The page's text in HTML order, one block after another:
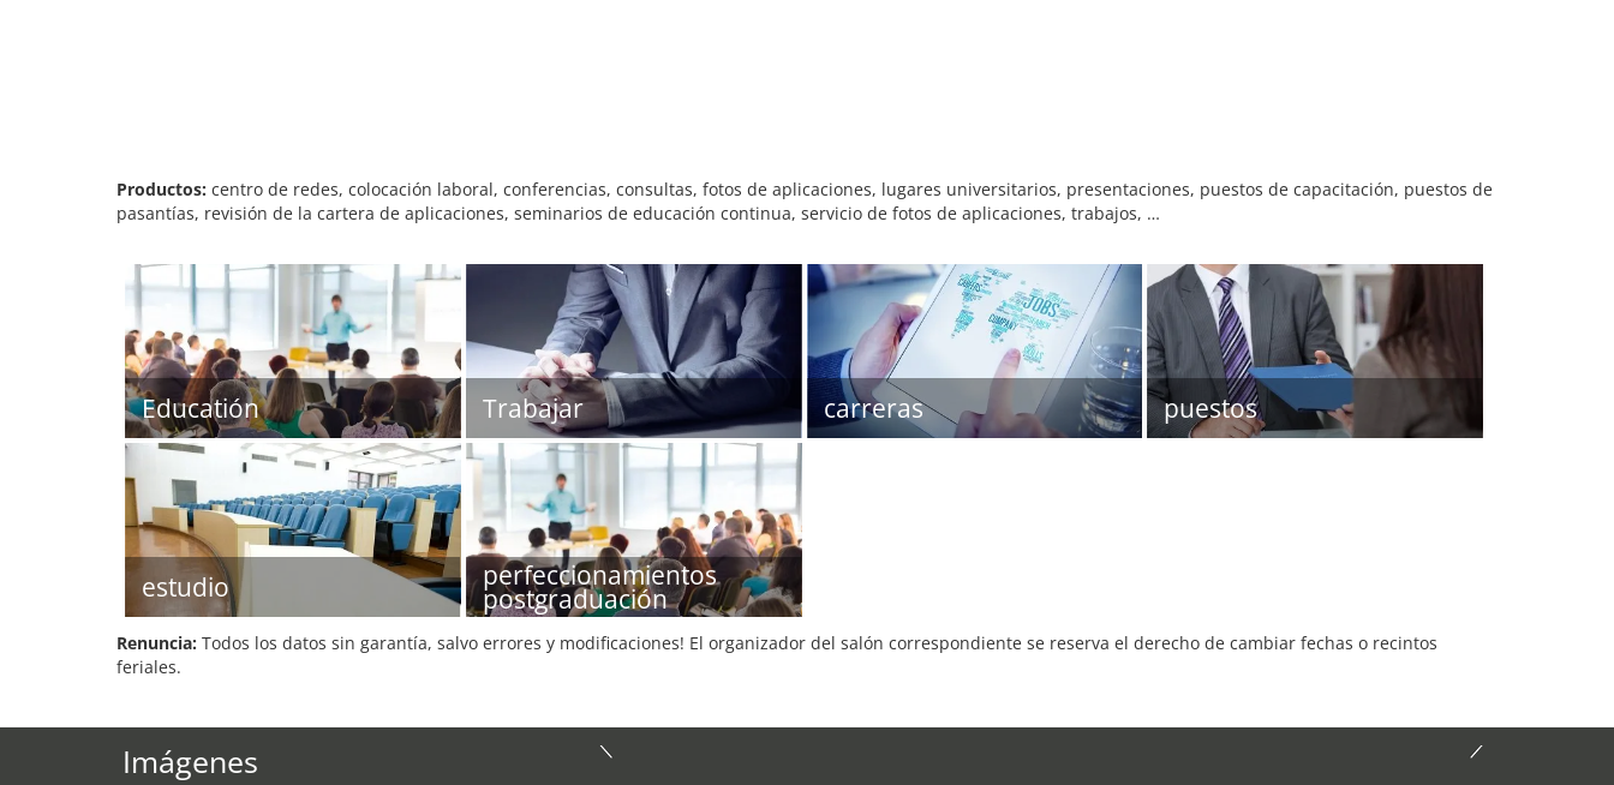
Productos: centro de redes, colocación laboral, conferencias, consultas, fotos de aplicaciones, lugares universitarios, presentaciones, puestos de capacitación, puestos de
pasantías, revisión de la cartera de aplicaciones, seminarios de educación continua, servicio de fotos de aplicaciones, trabajos, …
Educatión Trabajar carreras puestos
estudio perfeccionamientos
postgraduación
Renuncia: Todos los datos sin garantía, salvo errores y modificaciones! El organizador del salón correspondiente se reserva el derecho de cambiar fechas o recintos
feriales.
Imágenes